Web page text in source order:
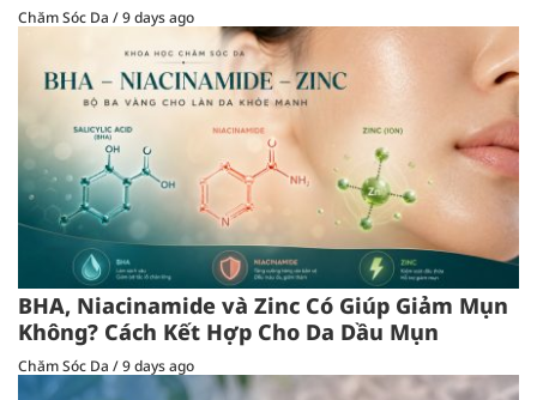
Chăm Sóc Da /9 days ago
BHA, Niacinamide và Zinc Có Giúp Giảm Mụn
Không? Cách Kết Hợp Cho Da Dầu Mụn
Chăm Sóc Da /9 days ago